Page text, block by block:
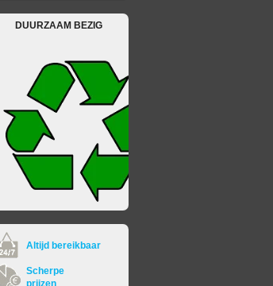
DUURZAAM BEZIG
Altijd bereikbaar
Scherpe
prijzen